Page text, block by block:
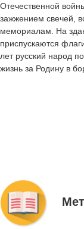
Отечественной
зажжением свечей,
мемориалам. На
приспускаются
лет русский народ
жизнь за Родину в